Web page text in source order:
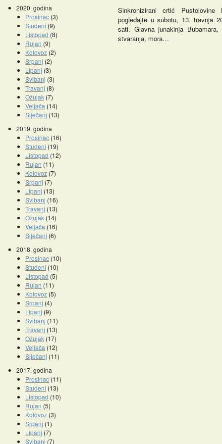
2020. godina
Prosinac (3)
Studeni (9)
Listopad (8)
Rujan (9)
Kolovoz (2)
Srpanj (2)
Lipanj (3)
Svibanj (3)
Travanj (8)
Ožujak (7)
Veljača (14)
Siječanj (13)
2019. godina
Prosinac (16)
Studeni (19)
Listopad (12)
Rujan (11)
Kolovoz (7)
Srpanj (7)
Lipanj (13)
Svibanj (16)
Travanj (13)
Ožujak (14)
Veljača (16)
Siječanj (6)
2018. godina
Prosinac (10)
Studeni (10)
Listopad (5)
Rujan (11)
Kolovoz (5)
Srpanj (4)
Lipanj (9)
Svibanj (11)
Travanj (13)
Ožujak (17)
Veljača (12)
Siječanj (11)
2017. godina
Prosinac (11)
Studeni (13)
Listopad (10)
Rujan (5)
Kolovoz (3)
Srpanj (1)
Lipanj (7)
Svibanj (7)
Sinkronizirani crtić
pogledajte u subotu, 13. travnja
sati. Glavna junakinja Bubamara,
stvaranja, mora…